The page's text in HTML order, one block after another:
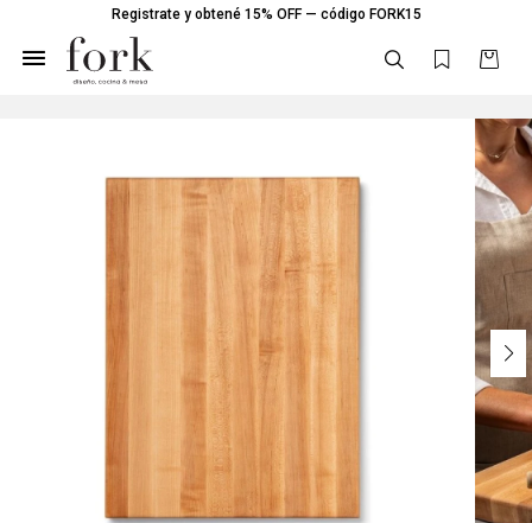
Registrate y obtené 15% OFF — código FORK15
